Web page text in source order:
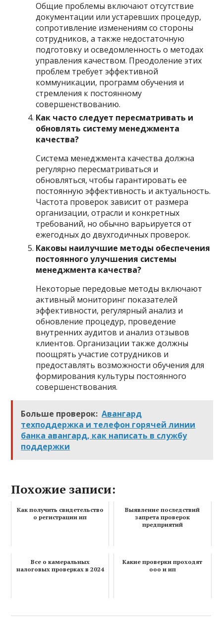
Общие проблемы включают отсутствие
документации или устаревших процедур,
сопротивление изменениям со стороны
сотрудников, а также недостаточную
подготовку и осведомленность о методах
управления качеством. Преодоление этих
проблем требует эффективной
коммуникации, программ обучения и
стремления к постоянному
совершенствованию.
Как часто следует пересматривать и
обновлять систему менеджмента
качества?
Система менеджмента качества должна
регулярно пересматриваться и
обновляться, чтобы гарантировать ее
постоянную эффективность и актуальность.
Частота проверок зависит от размера
организации, отрасли и конкретных
требований, но обычно варьируется от
ежегодных до двухгодичных проверок.
Каковы наилучшие методы обеспечения
постоянного улучшения системы
менеджмента качества?
Некоторые передовые методы включают
активный мониторинг показателей
эффективности, регулярный анализ и
обновление процедур, проведение
внутренних аудитов и анализ отзывов
клиентов. Организации также должны
поощрять участие сотрудников и
предоставлять возможности обучения для
формирования культуры постоянного
совершенствования.
Больше проверок: Авангард
техподдержка и телефон горячей линии
банка авангард, как написать в службу
поддержки
Похожие записи:
Как получить свидетельство
о регистрации ип
Выявление последствий
запрета проверок
предприятий
Все о камеральных
налоговых проверках в 2024
Какие проверки проходят
ооо и ип